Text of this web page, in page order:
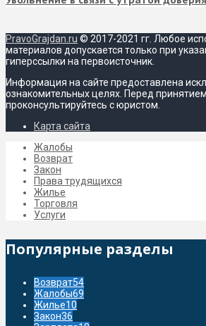
PravoGrajdan.ru © 2017-2021 гг. Любое
материалов допускается только при
гиперссылки на первоисточник.
Информация на сайте предоставлена
ознакомительных целях. Перед
проконсультируйтесь с юристом.
Карта сайта
Жалобы
Возврат
Закон
Права трудящихся
Жилье
Торговля
Услуги
Популярные разделы
Возврат54
Жалобы69
Жилье10
Закон36